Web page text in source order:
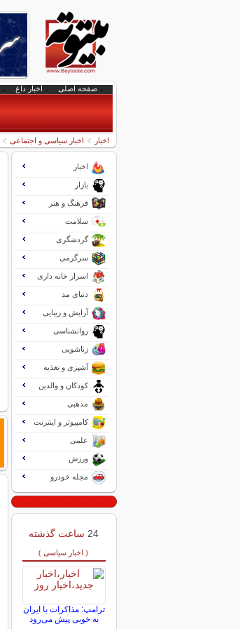
صفحه اصلی اخبار داغ
اخبار اخبار سیاسی و اجتماعی
اخبار
بازار
فرهنگ و هنر
سلامت
گردشگری
سرگرمی
اسرار خانه داری
دنیای مد
آرایش و زیبایی
روانشناسی
زناشویی
آشپزی و تغذیه
کودکان و والدین
مذهبی
کامپیوتر و اینترنت
علمی
ورزش
مجله خودرو
24 ساعت گذشته
( اخبار سیاسی )
ترامپ: مذاکرات با ایران
به خوبی پیش می‌رود